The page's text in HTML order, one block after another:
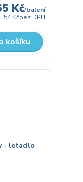
Kč/balení
54 Kčbez DPH
košíku